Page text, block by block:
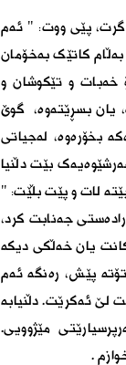
پێى ووت: " ئەم
کاتێک بەخۆمان
خەبات و تێکوشان و
یان بسڕێتەوە، گوێ
بخۆرەوە، لەجیاتى
بێت دڵنیا
لات و پێت بڵێت: "
جەنابت کرد،
یان خەڵکى دیکە
پێش، رەنگە ئەم
لێ ئەکرێت. دڵنیابە
مێژوویى.
.